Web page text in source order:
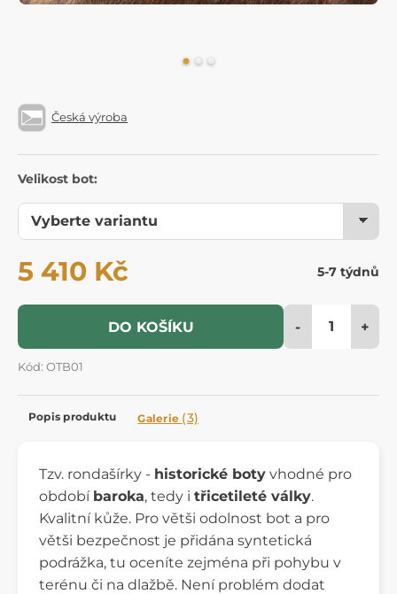
Česká výroba
Velikost bot:
5 410 Kč 5-7 týdnů
DO KOŠÍKU - +
Kód: OTB01
Popis produktu Galerie (3)
Tzv. rondašírky - historické boty vhodné pro
období baroka, tedy i třicetileté války.
Kvalitní kůže. Pro větši odolnost bot a pro
větši bezpečnost je přidána syntetická
podrážka, tu oceníte zejména při pohybu v
terénu či na dlažbě. Není problém dodat